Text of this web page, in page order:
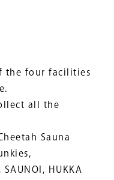
the four facilities
all the
Sauna
SAUNOI, HUKKA